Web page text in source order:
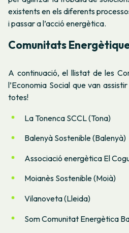
existents en els diferents
i passar a l’acció energètica.
Comunitats
A continuació, el llistat de les
l’Economia Social que van
totes!
La Tonenca SCCL (Tona)
Balenyà Sostenible (Balenyà)
Associació energètica El
Moianès Sostenible (Moià)
Vilanoveta (Lleida)
Som Comunitat Energètica